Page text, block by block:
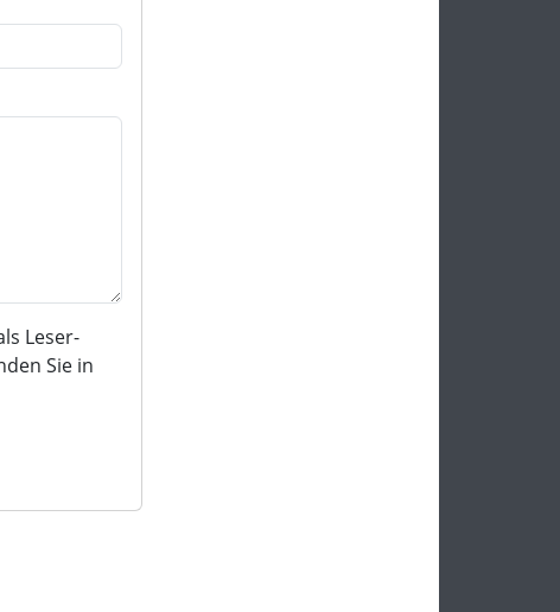
Leser-
Sie in